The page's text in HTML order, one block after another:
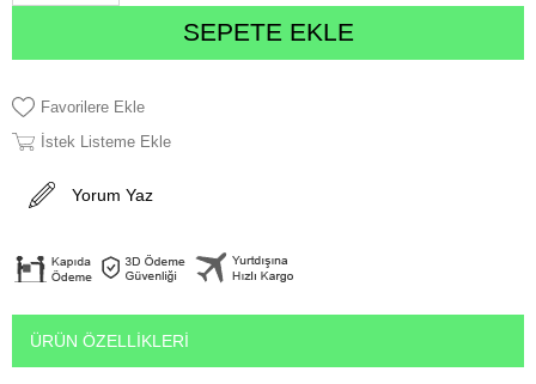
Favorilere Ekle
İstek Listeme Ekle
Yorum Yaz
ÜRÜN ÖZELLIKLERI